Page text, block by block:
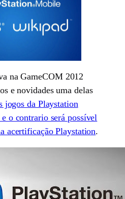
na GameCOM 2012
e novidades uma delas
jogos da Playstation
o contrario será possível
acertificação Playstation.